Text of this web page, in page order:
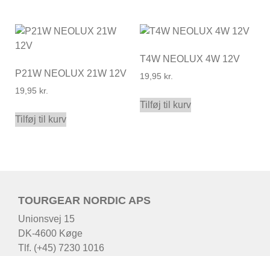
P21W NEOLUX 21W 12V
19,95 kr.
Tilføj til kurv
T4W NEOLUX 4W 12V
19,95 kr.
Tilføj til kurv
TOURGEAR NORDIC APS
Unionsvej 15
DK-4600 Køge
Tlf. (+45) 7230 1016